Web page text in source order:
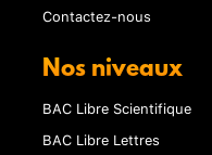
Contactez-nous
Nos niveaux
BAC Libre Scientifique
BAC Libre Lettres